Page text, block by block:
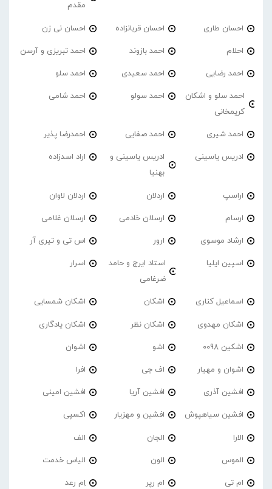
مقدم
احسان طاری احسان قربانزاده احسان نی زن
احلام احمد بازوند احمد تبریزی و آرسن
احمد‌ رضایی احمد سعیدی احمد سلو
احمد سلو و اشکان
کریمخانی
احمد سولو احمد شامی
احمد شیری احمد صفایی احمدرضا پذیر
ادریس یاسینی
ادریس یاسینی و
بهنیا
اراد اسدزاده
اراسپ اردلان اردلان لاوان
ارسام ارسلان خادمی ارسلان غلامی
ارشاد موسوی ارور اس تی و تیری آر
اسپین ایلیا
استاد ایرج و حامد
ضرغامی
اسرار
اسماعیل کناری اشکان اشکان شمسایی
اشکان مهدوی اشکان نظر اشکان یادگاری
اشکین 0098 اشو اشوان
اشوان و مهیار اف جی افرا
افشین آذری افشین آریا افشین امینی
افشین سیاهپوش افشین و مهزیار اکسپی
الارا الجان الف
الموس الون الیاس خدمت
ام تی ام رپر اِم رعد